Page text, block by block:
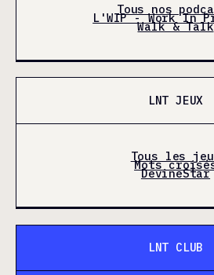
Tous nos
L'WIP - Work In
Walk & Talk
LNT JEUX
Tous les
Mots
DevineStar
LNT CLUB